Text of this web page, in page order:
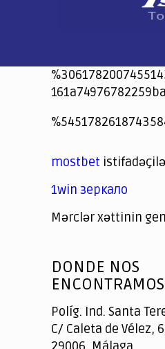
jeetcity
1xbet
jeet city casino
spintiger
Avabet
Spinrise
Crown Green
Crowngreen casino
슈가 러쉬1000 슬롯
crazy time casino
parimatch.kr
winorio
winorio casino
winorio
mostbet
1win зеркало
Mərclər xəttinin
of
Casino
DONDE NOS
ENCONTRAMOS
Políg. Ind. Santa
C/ Caleta de Vélez,